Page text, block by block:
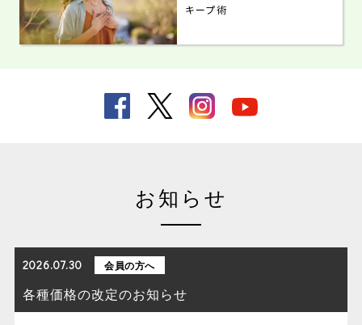
キープ術
お知らせ
2026.07.30 会員の方へ
各種価格の改定のお知らせ